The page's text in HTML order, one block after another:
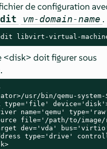
de configuration
vm-domain-name .
libvirt-virtual-
<disk> doit figurer sous
usr/bin/qemu-system-
type='file'
name='qemu'
file='/path/to/
dev='vda'
type='drive'